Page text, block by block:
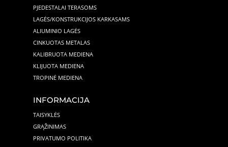
PJEDESTALAI TERASOMS
LAGĖS/KONSTRUKCIJOS KARKASAMS
ALIUMINIO LAGĖS
CINKUOTAS METALAS
KALIBRUOTA MEDIENA
KLIJUOTA MEDIENA
TROPINĖ MEDIENA
INFORMACIJA
TAISYKLĖS
GRĄŽINIMAS
PRIVATUMO POLITIKA